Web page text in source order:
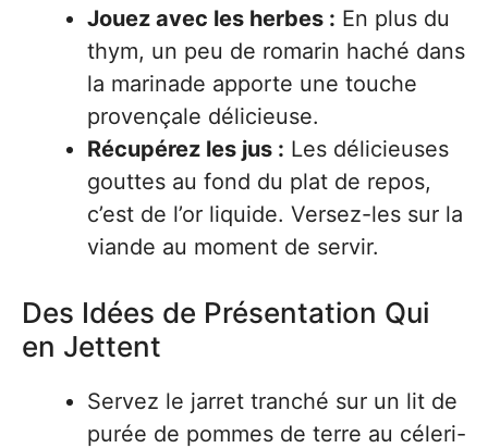
Jouez avec les herbes : En plus du
thym, un peu de romarin haché dans
la marinade apporte une touche
provençale délicieuse.
Récupérez les jus : Les délicieuses
gouttes au fond du plat de repos,
c’est de l’or liquide. Versez-les sur la
viande au moment de servir.
Des Idées de Présentation Qui
en Jettent
Servez le jarret tranché sur un lit de
purée de pommes de terre au céleri-